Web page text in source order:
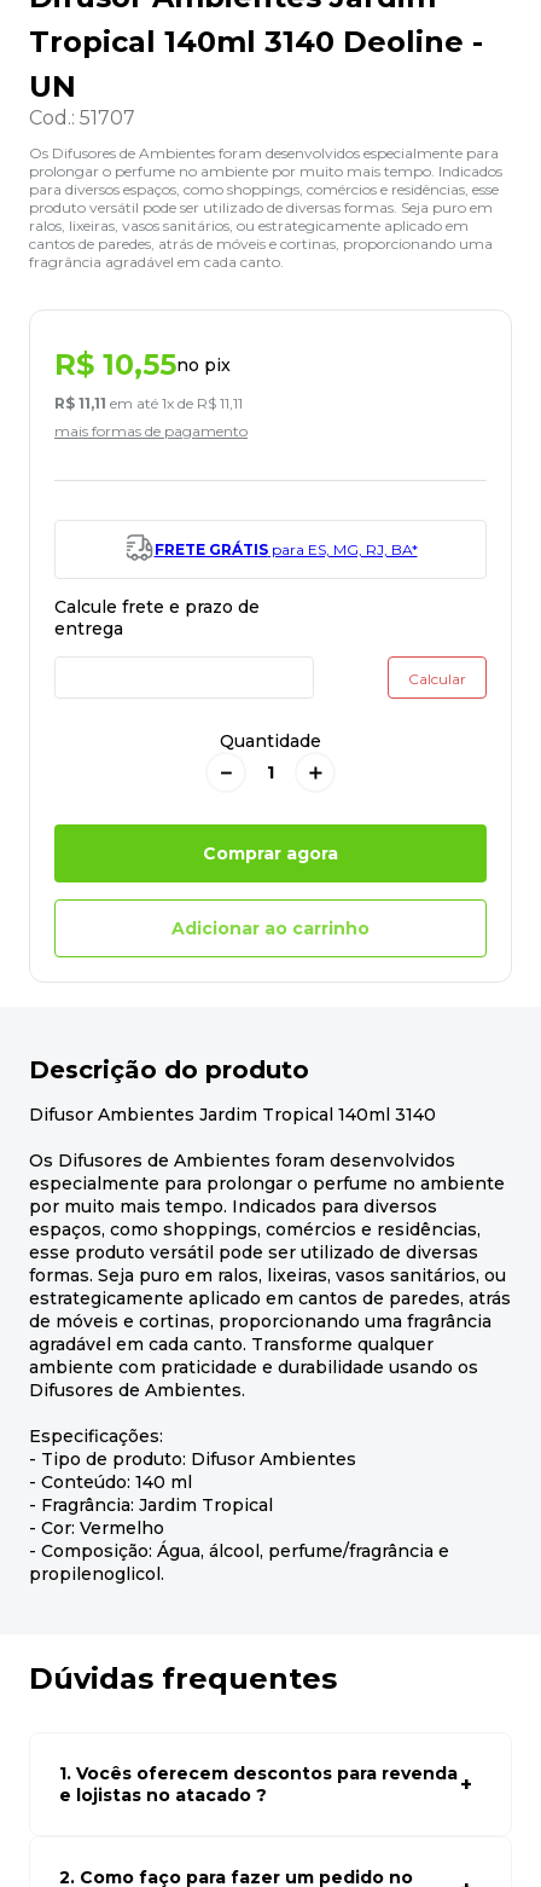
Tropical 140ml 3140 Deoline -
UN
Cod.: 51707
Os Difusores de Ambientes foram desenvolvidos especialmente para
prolongar o perfume no ambiente por muito mais tempo. Indicados
para diversos espaços, como shoppings, comércios e residências, esse
produto versátil pode ser utilizado de diversas formas. Seja puro em
ralos, lixeiras, vasos sanitários, ou estrategicamente aplicado em
cantos de paredes, atrás de móveis e cortinas, proporcionando uma
fragrância agradável em cada canto.
R$ 10,55no pix
R$ 11,11 em até 1x de R$ 11,11
mais formas de pagamento
FRETE GRÁTISpara ES, MG, RJ, BA*
Quantidade
＋
－
Comprar agora
Adicionar ao carrinho
Descrição do produto
Difusor Ambientes Jardim Tropical 140ml 3140
Os Difusores de Ambientes foram desenvolvidos
especialmente para prolongar o perfume no ambiente
por muito mais tempo. Indicados para diversos
espaços, como shoppings, comércios e residências,
esse produto versátil pode ser utilizado de diversas
formas. Seja puro em ralos, lixeiras, vasos sanitários, ou
estrategicamente aplicado em cantos de paredes, atrás
de móveis e cortinas, proporcionando uma fragrância
agradável em cada canto. Transforme qualquer
ambiente com praticidade e durabilidade usando os
Difusores de Ambientes.
Especificações:
- Tipo de produto: Difusor Ambientes
- Conteúdo: 140 ml
- Fragrância: Jardim Tropical
- Cor: Vermelho
- Composição: Água, álcool, perfume/fragrância e
propilenoglicol.
Dúvidas frequentes
1. Vocês oferecem descontos para revenda
e lojistas no atacado ?
atacado empresas e compre com os melhores preços
2. Como faço para fazer um pedido no